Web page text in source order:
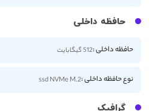
حافظه داخلی
حافظه داخلی :512 گیگابایت
نوع حافظه داخلی :ssd NVMe M.2
گرافیک